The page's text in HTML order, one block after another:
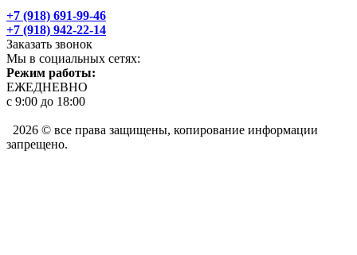
+7 (918) 691-99-46
+7 (918) 942-22-14
Заказать звонок
Мы в социальных сетях:
Режим работы:
ЕЖЕДНЕВНО
с 9:00 до 18:00
2026 © все права защищены, копирование информации
запрещено.